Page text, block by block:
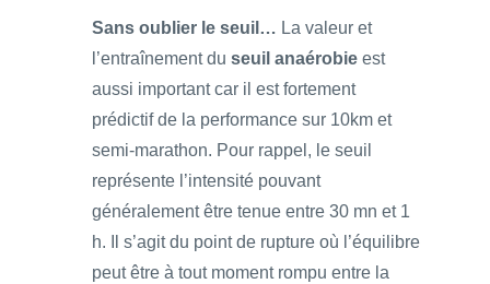
Sans oublier le seuil… La valeur et
l’entraînement du seuil anaérobie est
aussi important car il est fortement
prédictif de la performance sur 10km et
semi-marathon. Pour rappel, le seuil
représente l’intensité pouvant
généralement être tenue entre 30 mn et 1
h. Il s’agit du point de rupture où l’équilibre
peut être à tout moment rompu entre la